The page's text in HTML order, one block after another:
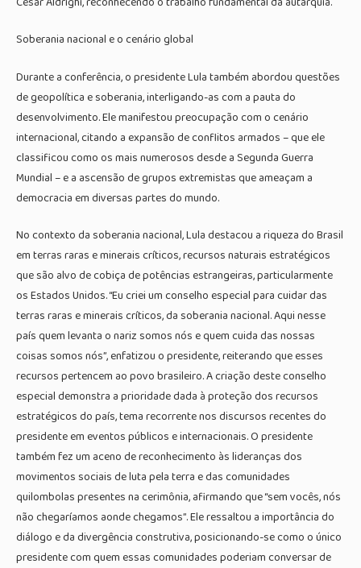
Soberania nacional e o cenário global
Durante a conferência, o presidente Lula também abordou questões
de geopolítica e soberania, interligando-as com a pauta do
desenvolvimento. Ele manifestou preocupação com o cenário
internacional, citando a expansão de conflitos armados – que ele
classificou como os mais numerosos desde a Segunda Guerra
Mundial – e a ascensão de grupos extremistas que ameaçam a
democracia em diversas partes do mundo.
No contexto da soberania nacional, Lula destacou a riqueza do Brasil
em terras raras e minerais críticos, recursos naturais estratégicos
que são alvo de cobiça de potências estrangeiras, particularmente
os Estados Unidos. “Eu criei um conselho especial para cuidar das
terras raras e minerais críticos, da soberania nacional. Aqui nesse
país quem levanta o nariz somos nós e quem cuida das nossas
coisas somos nós”, enfatizou o presidente, reiterando que esses
recursos pertencem ao povo brasileiro. A criação deste conselho
especial demonstra a prioridade dada à proteção dos recursos
estratégicos do país, tema recorrente nos discursos recentes do
presidente em eventos públicos e internacionais. O presidente
também fez um aceno de reconhecimento às lideranças dos
movimentos sociais de luta pela terra e das comunidades
quilombolas presentes na cerimônia, afirmando que “sem vocês, nós
não chegaríamos aonde chegamos”. Ele ressaltou a importância do
diálogo e da divergência construtiva, posicionando-se como o único
presidente com quem essas comunidades poderiam conversar de